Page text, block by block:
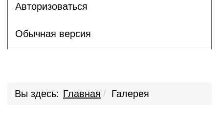
Авторизоваться
Обычная версия
Вы здесь: Главная Галерея